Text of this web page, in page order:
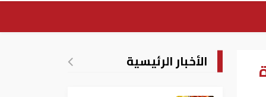
الأخبار الرئيسية